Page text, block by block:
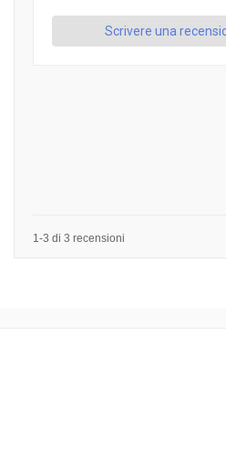
Scrivere una
1-3 di 3 recensioni